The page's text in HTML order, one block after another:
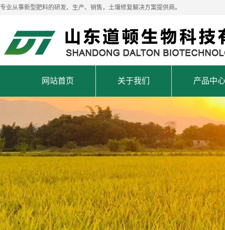
专业从事新型肥料的研发、生产、销售，土壤修复解决方案提供商。
网站首页 关于我们 产品中心